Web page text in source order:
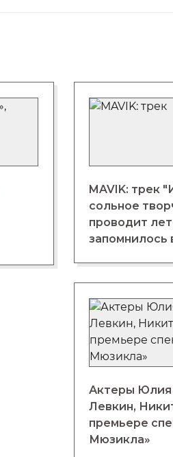
MAVIK: трек
сольное
проводит
запомнилось
Актеры Юлия
Левкин,
премьере
Мюзикла»